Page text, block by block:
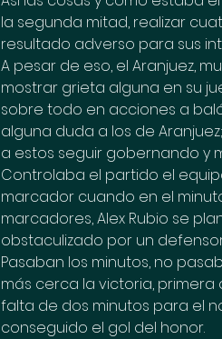
la segunda mitad, realizar
resultado adverso para sus
A pesar de eso, el Aranjuez,
mostrar grieta alguna en su
sobre todo en acciones a
alguna duda a los de
a estos seguir gobernando y
Controlaba el partido el
marcador cuando en el
marcadores, Alex Rubio se
obstaculizado por un
Pasaban los minutos, no
más cerca la victoria,
falta de dos minutos para el
conseguido el gol del honor.